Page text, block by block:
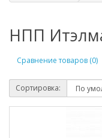
НПП
Сравнение товаров (0)
Сортировка: